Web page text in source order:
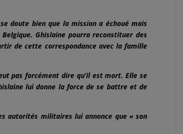
doute bien que la mission a échoué mais
Ghislaine pourra reconstituer des
de cette correspondance avec la famille
pas forcément dire qu’il est mort. Elle se
lui donne la force de se battre et de
autorités militaires lui annonce que « son